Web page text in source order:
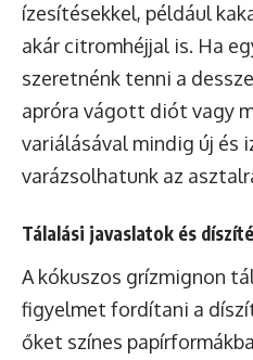
ízesítésekkel, például
akár citromhéjjal is. Ha
szeretnénk tenni a
apróra vágott diót vagy
variálásával mindig új és
varázsolhatunk az
Tálalási javaslatok és
A kókuszos grízmignon
figyelmet fordítani a
őket színes